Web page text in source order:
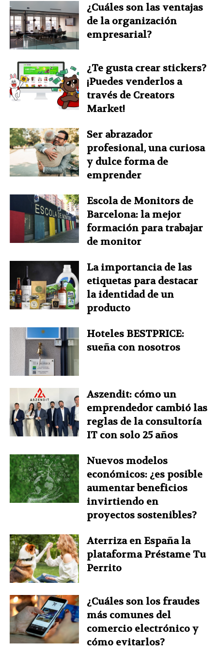
¿Cuáles son las ventajas
de la organización
empresarial?
¿Te gusta crear stickers?
¡Puedes venderlos a
través de Creators
Market!
Ser abrazador
profesional, una curiosa
y dulce forma de
emprender
Escola de Monitors de
Barcelona: la mejor
formación para trabajar
de monitor
La importancia de las
etiquetas para destacar
la identidad de un
producto
Hoteles BESTPRICE:
sueña con nosotros
Aszendit: cómo un
emprendedor cambió las
reglas de la consultoría
IT con solo 25 años
Nuevos modelos
económicos: ¿es posible
aumentar beneficios
invirtiendo en
proyectos sostenibles?
Aterriza en España la
plataforma Préstame Tu
Perrito
¿Cuáles son los fraudes
más comunes del
comercio electrónico y
cómo evitarlos?